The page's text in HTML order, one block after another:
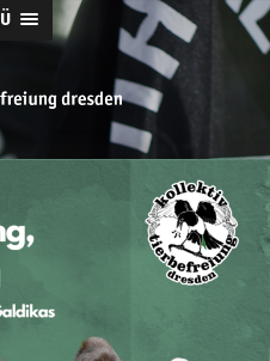
tierbefreiung